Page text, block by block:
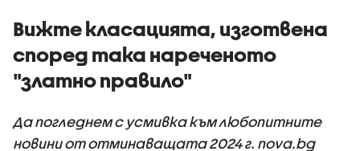
Вижте класацията, изготвена
според така нареченото
"златно правило"
Да погледнем с усмивка към любопитните
новини от отминаващата 2024 г. nova.bg